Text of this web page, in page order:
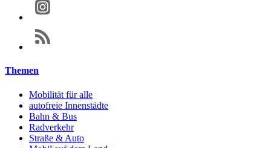
Themen
Mobilität für alle
autofreie Innenstädte
Bahn & Bus
Radverkehr
Straße & Auto